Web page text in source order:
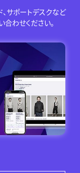
サポートデスクなど
わせください。